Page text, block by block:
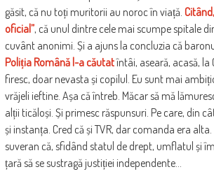
găsit, că nu toți muritorii au noroc în viață.
oficial”, că unul dintre cele mai scumpe spitale
cuvânt anonimi. Și a ajuns la concluzia că
Poliția Română l-a căutatîntâi, aseară, acasă, la
firesc, doar nevasta și copilul. Eu sunt mai
vrăjeli ieftine. Așa că întreb. Măcar să mă
alții ticăloși. Și primesc răspunsuri. Pe care, din
și instanța. Cred că și TVR, dar comanda era
suveran că, sfidând statul de drept, umflatul și
țară să se sustragă justiției independente…